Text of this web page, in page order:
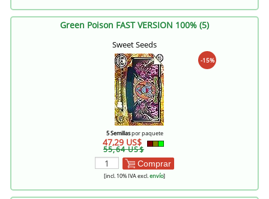
Green Poison FAST VERSION 100% (5)
Sweet Seeds
-15%
5 Semillaspor paquete
47,29 US$
55,64 US$
Comprar
[incl. 10% IVA excl.envío]